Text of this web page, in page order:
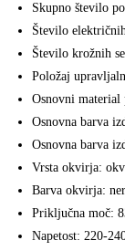
Skupno število
Število
Število krožnih
Položaj
Osnovni material
Osnovna barva
Osnovna barva
Vrsta okvirja:
Barva okvirja:
Priključna moč:
Napetost: 220-